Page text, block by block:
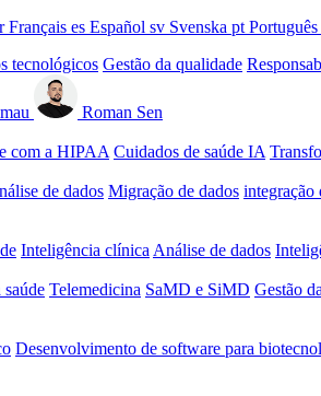
Français es Español sv Svenska pt Português
tecnológicos Gestão da qualidade
Roman Sen
com a HIPAA Cuidados de saúde IA
de dados Migração de dados integração
Inteligência clínica Análise de dados
Telemedicina SaMD e SiMD Gestão
Desenvolvimento de software para